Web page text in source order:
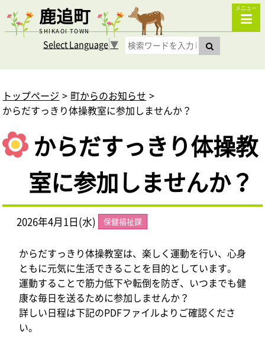
鹿追町
SHIKAOI TOWN
メニュー
Select Language▼
トップページ
町からのお知らせ
からだすっきり体操教室に参加しませんか？
からだすっきり体操教
室に参加しませんか？
2026年4月1日(水) 保健福祉課
からだすっきり体操教室は、楽しく運動を行い、心身
ともに元気に生活できることを目的としています。
運動することで筋力低下や転倒を防ぎ、いつまでも健
康な毎日を送るために参加しませんか？
詳しい日程は下記のPDFファイルよりご確認くださ
い。